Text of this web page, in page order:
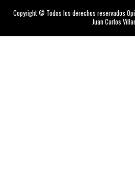
Copyright © Todos los derechos reservados
Juan Carlos Villar